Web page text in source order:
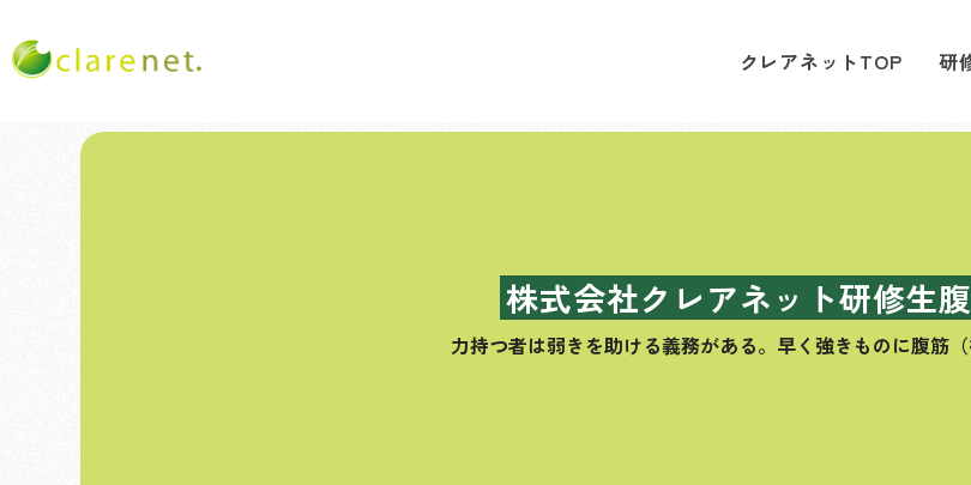
クレアネットTOP 研
株式会社クレアネット研修生
力持つ者は弱きを助ける義務がある。 早く強きものに腹筋